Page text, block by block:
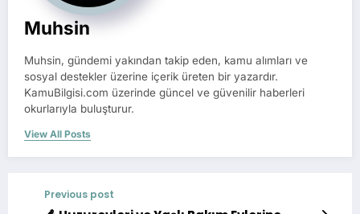
Muhsin
Muhsin, gündemi yakından takip eden, kamu alımları ve
sosyal destekler üzerine içerik üreten bir yazardır.
KamuBilgisi.com üzerinde güncel ve güvenilir haberleri
okurlarıyla buluşturur.
View All Posts
Previous post